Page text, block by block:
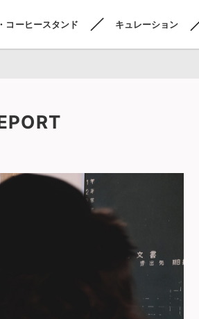
コーヒースタンド キュレーション